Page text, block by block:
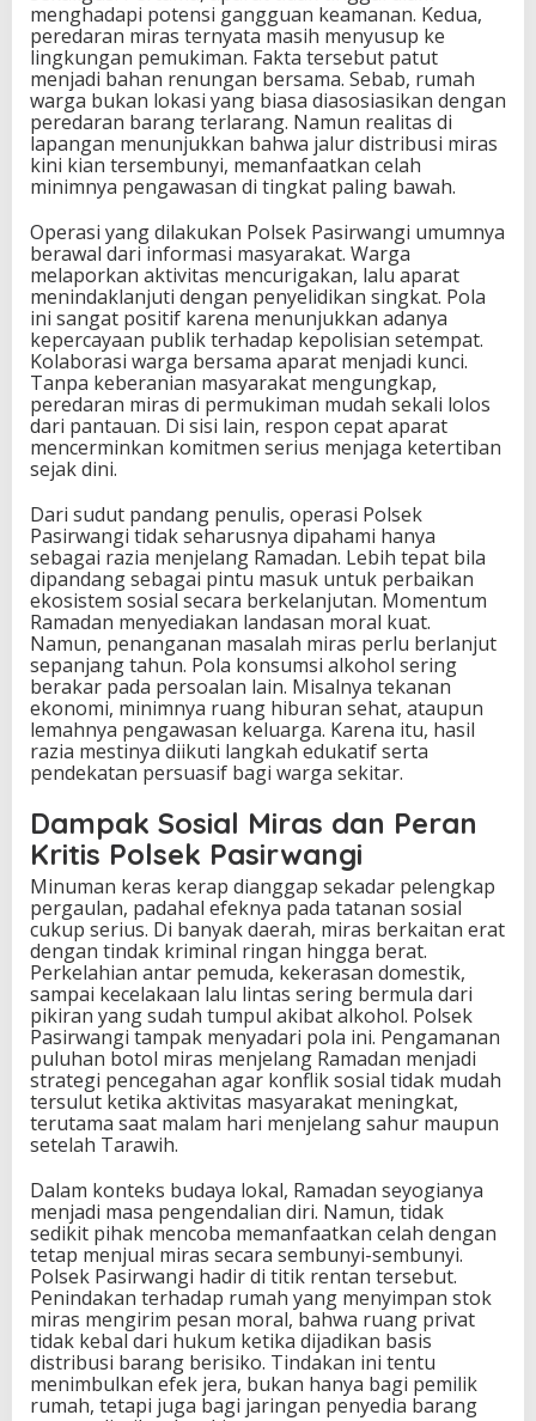
menghadapi potensi gangguan keamanan. Kedua,
peredaran miras ternyata masih menyusup ke
lingkungan pemukiman. Fakta tersebut patut
menjadi bahan renungan bersama. Sebab, rumah
warga bukan lokasi yang biasa diasosiasikan dengan
peredaran barang terlarang. Namun realitas di
lapangan menunjukkan bahwa jalur distribusi miras
kini kian tersembunyi, memanfaatkan celah
minimnya pengawasan di tingkat paling bawah.
Operasi yang dilakukan Polsek Pasirwangi umumnya
berawal dari informasi masyarakat. Warga
melaporkan aktivitas mencurigakan, lalu aparat
menindaklanjuti dengan penyelidikan singkat. Pola
ini sangat positif karena menunjukkan adanya
kepercayaan publik terhadap kepolisian setempat.
Kolaborasi warga bersama aparat menjadi kunci.
Tanpa keberanian masyarakat mengungkap,
peredaran miras di permukiman mudah sekali lolos
dari pantauan. Di sisi lain, respon cepat aparat
mencerminkan komitmen serius menjaga ketertiban
sejak dini.
Dari sudut pandang penulis, operasi Polsek
Pasirwangi tidak seharusnya dipahami hanya
sebagai razia menjelang Ramadan. Lebih tepat bila
dipandang sebagai pintu masuk untuk perbaikan
ekosistem sosial secara berkelanjutan. Momentum
Ramadan menyediakan landasan moral kuat.
Namun, penanganan masalah miras perlu berlanjut
sepanjang tahun. Pola konsumsi alkohol sering
berakar pada persoalan lain. Misalnya tekanan
ekonomi, minimnya ruang hiburan sehat, ataupun
lemahnya pengawasan keluarga. Karena itu, hasil
razia mestinya diikuti langkah edukatif serta
pendekatan persuasif bagi warga sekitar.
Dampak Sosial Miras dan Peran
Kritis Polsek Pasirwangi
Minuman keras kerap dianggap sekadar pelengkap
pergaulan, padahal efeknya pada tatanan sosial
cukup serius. Di banyak daerah, miras berkaitan erat
dengan tindak kriminal ringan hingga berat.
Perkelahian antar pemuda, kekerasan domestik,
sampai kecelakaan lalu lintas sering bermula dari
pikiran yang sudah tumpul akibat alkohol. Polsek
Pasirwangi tampak menyadari pola ini. Pengamanan
puluhan botol miras menjelang Ramadan menjadi
strategi pencegahan agar konflik sosial tidak mudah
tersulut ketika aktivitas masyarakat meningkat,
terutama saat malam hari menjelang sahur maupun
setelah Tarawih.
Dalam konteks budaya lokal, Ramadan seyogianya
menjadi masa pengendalian diri. Namun, tidak
sedikit pihak mencoba memanfaatkan celah dengan
tetap menjual miras secara sembunyi-sembunyi.
Polsek Pasirwangi hadir di titik rentan tersebut.
Penindakan terhadap rumah yang menyimpan stok
miras mengirim pesan moral, bahwa ruang privat
tidak kebal dari hukum ketika dijadikan basis
distribusi barang berisiko. Tindakan ini tentu
menimbulkan efek jera, bukan hanya bagi pemilik
rumah, tetapi juga bagi jaringan penyedia barang